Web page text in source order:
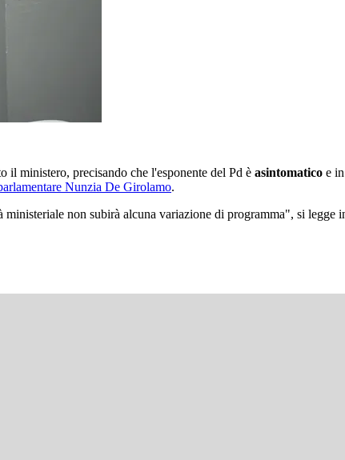
il ministero, precisando che l'esponente del Pd è asintomatico e in
Nunzia De Girolamo.
non subirà alcuna variazione di programma", si legge